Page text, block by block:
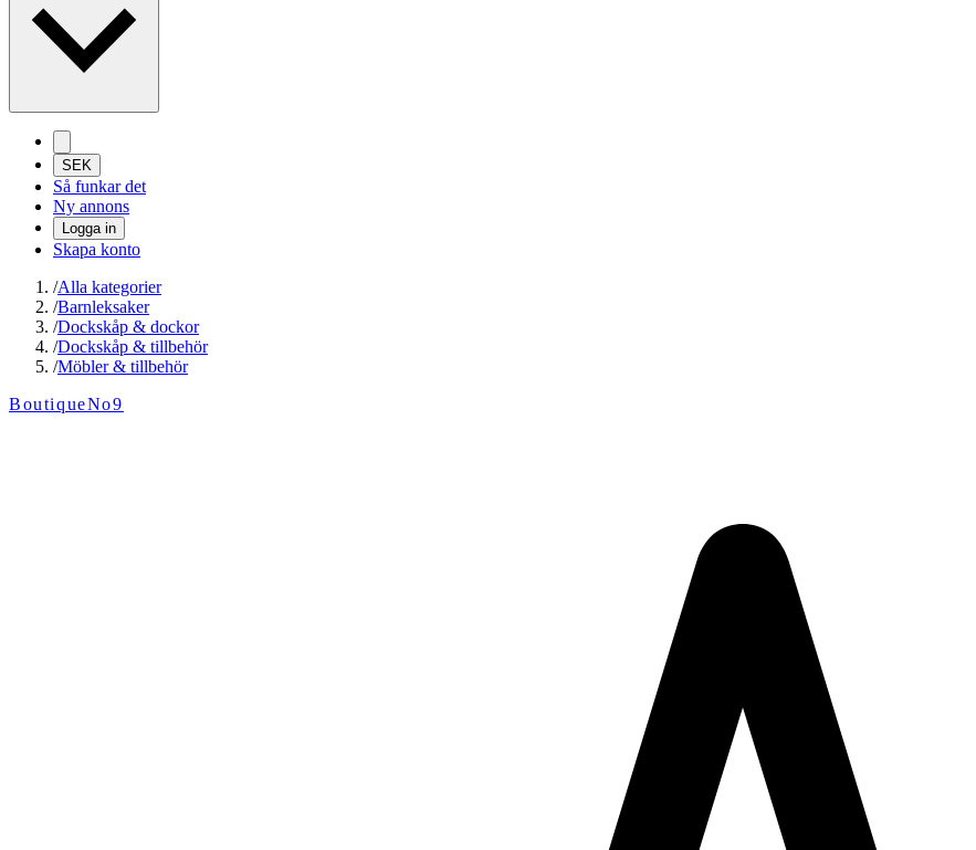
SEK
Så funkar det
Ny annons
Logga in
Skapa konto
/Alla kategorier
/Barnleksaker
/Dockskåp & dockor
/Dockskåp & tillbehör
/Möbler & tillbehör
BoutiqueNo9